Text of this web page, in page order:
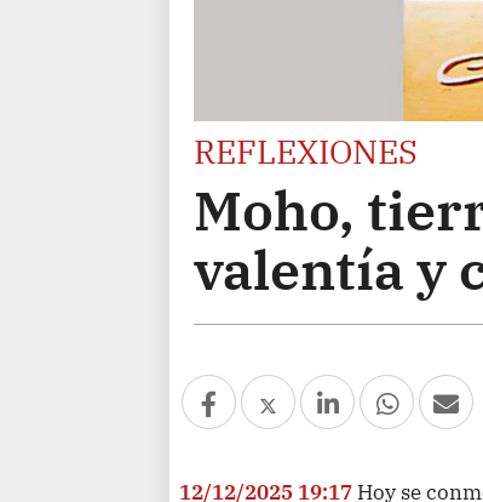
REFLEXIONES
Moho,
valentía y
12/12/2025 19:17 Hoy se